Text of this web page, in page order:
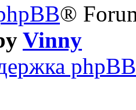
®
Vinny
phpBB